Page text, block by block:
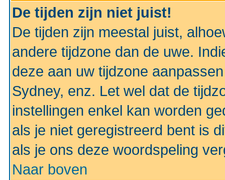
De tijden zijn niet juist!
De tijden zijn meestal juist,
andere tijdzone dan de uwe.
deze aan uw tijdzone
Sydney, enz. Let wel dat de
instellingen enkel kan worden
als je niet geregistreerd bent is
als je ons deze woordspeling
Naar boven